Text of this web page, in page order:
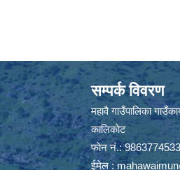
सम्पर्क विवरण
महावै गाउँपालिका
कालिकाेट
फाेन नं.: 9863774533
ईमेल :